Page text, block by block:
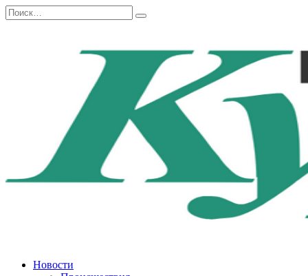
Перейти
к
Search
for:
Новости